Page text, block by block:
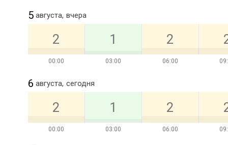
5 августа, вчера
00:00
2
03:00
1
06:00
2
6 августа, сегодня
00:00
2
03:00
1
06:00
2